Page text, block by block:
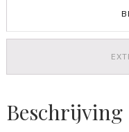
Beschrijving